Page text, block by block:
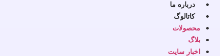
درباره ما
کاتالوگ
محصولات
بلاگ
اخبار سایت